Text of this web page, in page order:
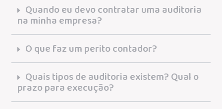
Quando eu devo contratar uma auditoria
na minha empresa?
O que faz um perito contador?
Quais tipos de auditoria existem? Qual o
prazo para execução?